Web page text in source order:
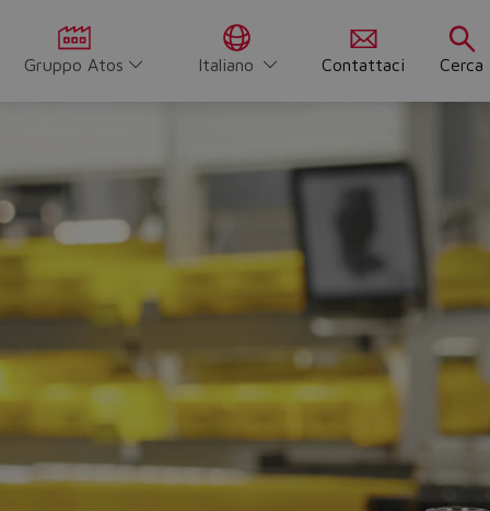
Gruppo Atos Italiano Contattaci Cerca